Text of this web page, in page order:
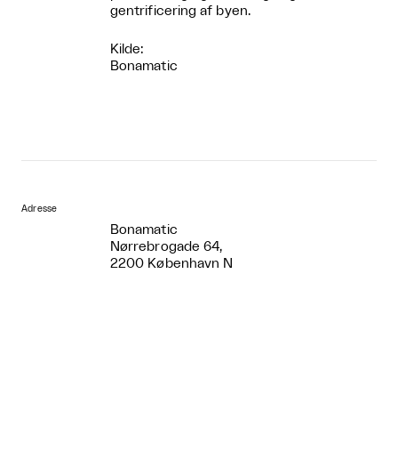
gentrificering af byen.
Kilde:
Bonamatic
Adresse
Bonamatic
Nørrebrogade 64,
2200 København N